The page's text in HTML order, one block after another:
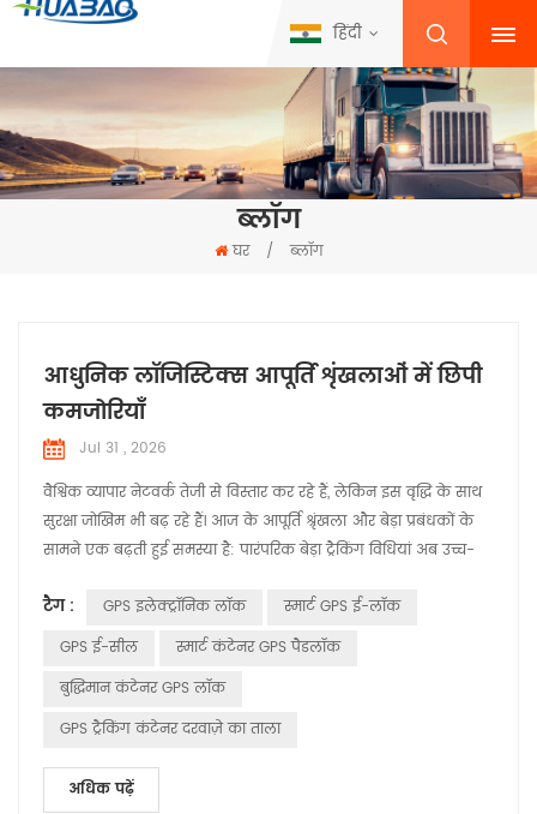
हिंदी
ब्लॉग
घर / ब्लॉग
आधुनिक लॉजिस्टिक्स आपूर्ति शृंखलाओं में छिपी
कमजोरियाँ
Jul 31 , 2026
वैश्विक व्यापार नेटवर्क तेजी से विस्तार कर रहे हैं, लेकिन इस वृद्धि के साथ
सुरक्षा जोखिम भी बढ़ रहे हैं। आज के आपूर्ति श्रृंखला और बेड़ा प्रबंधकों के
सामने एक बढ़ती हुई समस्या है: पारंपरिक बेड़ा ट्रैकिंग विधियां अब उच्च-
प्रबंधन प्रणालियां आपको ट्रक का स्थान बताती हैं, लेकिन वे सबसे
महत्वपूर्ण प्रश्न का उत्तर देने में विफल रह...
टैग : GPS इलेक्ट्रॉनिक लॉक
स्मार्ट GPS ई-लॉक
GPS ई-सील
स्मार्ट कंटेनर GPS पैडलॉक
बुद्धिमान कंटेनर GPS लॉक
GPS ट्रैकिंग कंटेनर दरवाज़े का ताला
अधिक पढ़ें